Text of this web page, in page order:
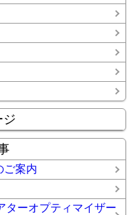
ジ
ご案内
ターオプティマイザー